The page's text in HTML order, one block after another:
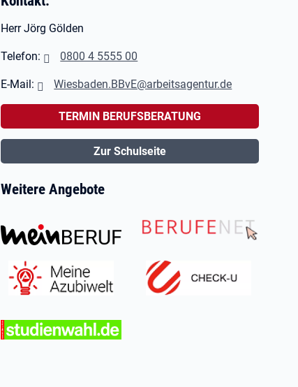
Herr Jörg Gölden
Telefon: 0800 4 5555 00
E-Mail: Wiesbaden.BBvE@arbeitsagentur.de
TERMIN BERUFSBERATUNG
Zur Schulseite
Weitere Angebote